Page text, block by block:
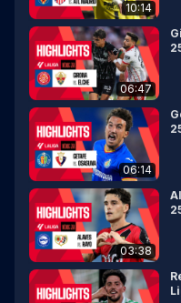
10:14
06:47
06:14
03:38